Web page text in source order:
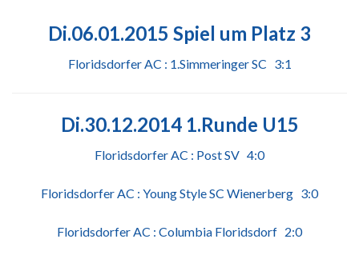
Di.06.01.2015 Spiel um Platz 3
Floridsdorfer AC : 1.Simmeringer SC 3:1
Di.30.12.2014 1.Runde U15
Floridsdorfer AC : Post SV 4:0
Floridsdorfer AC : Young Style SC Wienerberg 3:0
Floridsdorfer AC : Columbia Floridsdorf 2:0